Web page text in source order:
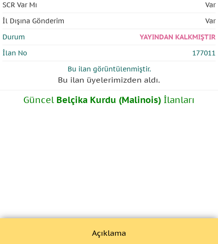
SCR Var Mı
Var
İl Dışına Gönderim
Var
Durum
YAYINDAN KALKMIŞTIR
İlan No
177011
Bu ilan görüntülenmiştir.
Bu ilan üyelerimizden aldı.
Güncel Belçika Kurdu (Malinois) İlanları
Açıklama